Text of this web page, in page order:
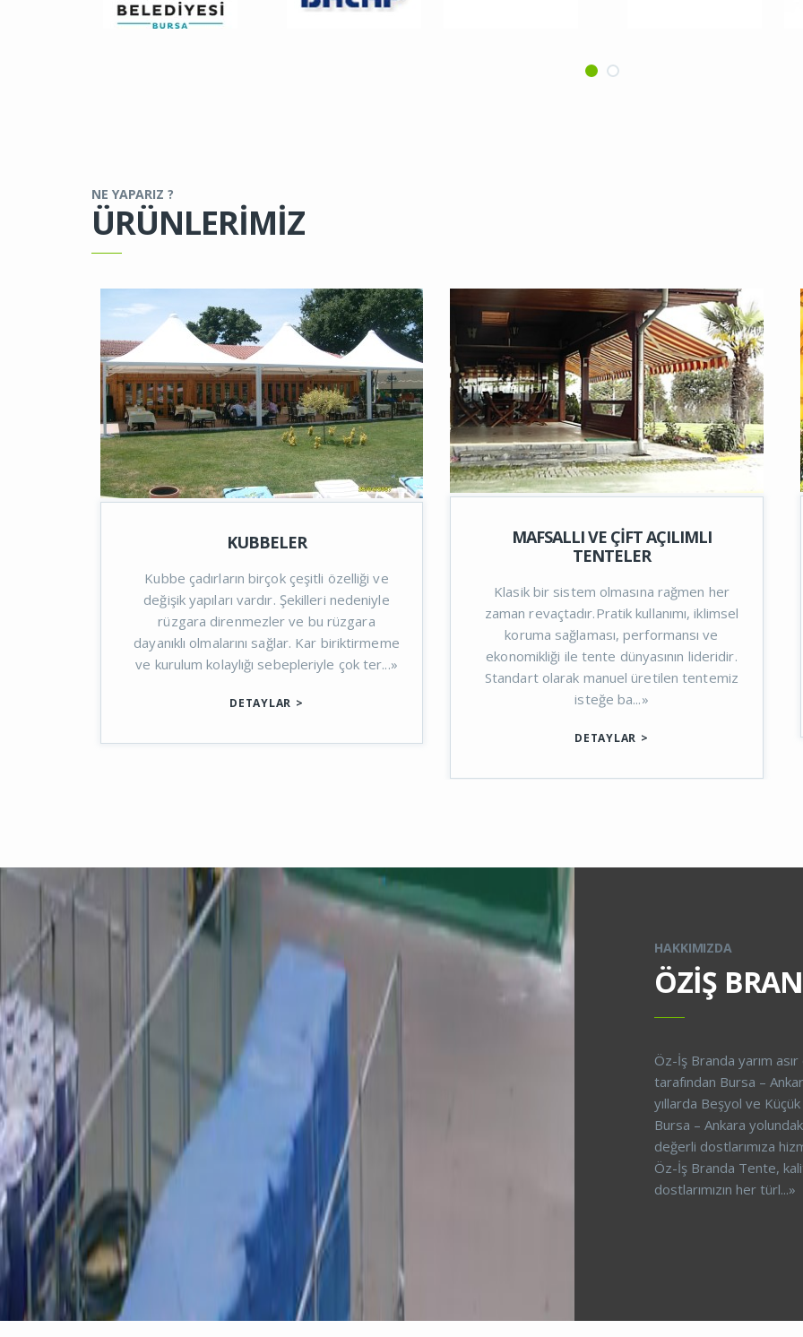
NE YAPARIZ ?
ÜRÜNLERİMİZ
MAFSALLI VE ÇİFT AÇILIMLI
TENTELER
Klasik bir sistem olmasına rağmen her
zaman revaçtadır.Pratik kullanımı, iklimsel
koruma sağlaması, performansı ve
ekonomikliği ile tente dünyasının lideridir.
Standart olarak manuel üretilen tentemiz
isteğe ba...»
KÖRÜKLÜ TENTELER
zamana karşı en dayanıklı materyalleri
kullanmaktayız ve sistemlerimizi sürekli
geliştirmekteyiz. Körüklü
tente modelimizde de bunu başardık....»
DETAYLAR
HAKKIMIZDA
ÖZİŞ
Öz-İş Branda yarım
tarafından Bursa –
yıllarda Beşyol ve
Bursa – Ankara
değerli dostlarımıza
Öz-İş Branda Tente,
dostlarımızın her türl...»